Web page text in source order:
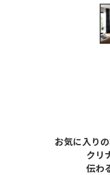
お気に入り
クリ
伝わ